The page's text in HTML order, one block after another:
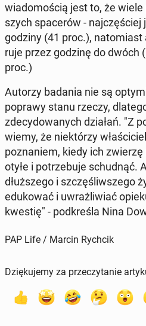
wia­do­mo­ścią jest to, że
szych spa­ce­rów -
godziny (41 proc.),
ru­je przez godzinę do dwóch
proc.)
Autorzy badania nie są
poprawy stanu rzeczy,
zde­cy­do­wa­nych działań. "Z
wiemy, że nie­któ­rzy
po­zna­niem, kiedy ich
otyłe i po­trze­bu­je schud­nąć.
dłuż­sze­go i szczę­śliw­sze­go
edu­ko­wać i uwraż­li­wiać
kwestię" - pod­kre­śla Nina
PAP Life / Marcin Rychcik
Dziękujemy za przeczytanie